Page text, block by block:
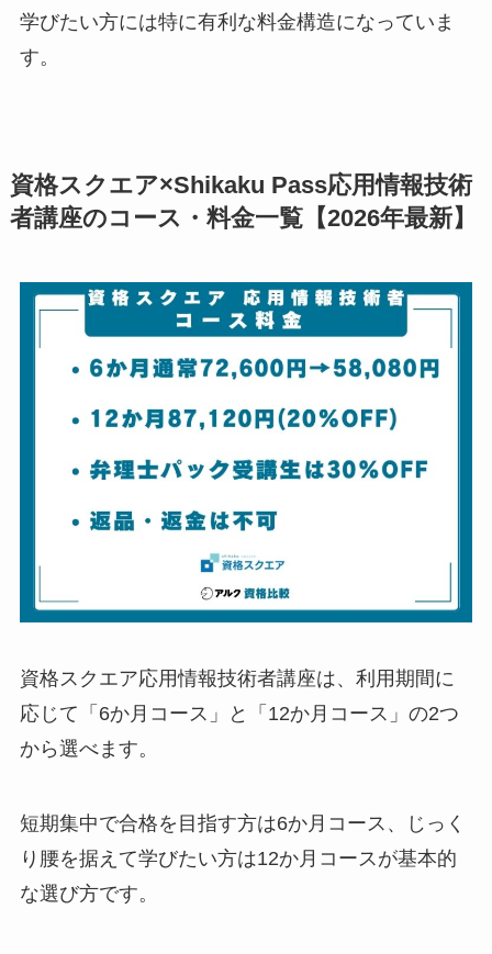
学びたい方には特に有利な料金構造になっていま
す。
資格スクエア×Shikaku Pass応用情報技術
者講座のコース・料金一覧【2026年最新】
資格スクエア応用情報技術者講座は、利用期間に
応じて「6か月コース」と「12か月コース」の2つ
から選べます。
短期集中で合格を目指す方は6か月コース、じっく
り腰を据えて学びたい方は12か月コースが基本的
な選び方です。